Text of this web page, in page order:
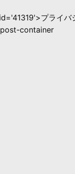
プライバ
container